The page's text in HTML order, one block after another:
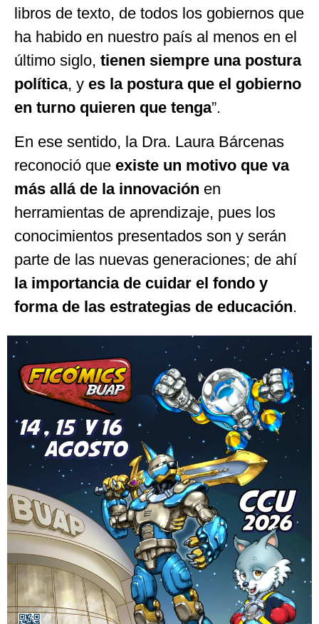
libros de texto, de todos los gobiernos que
ha habido en nuestro país al menos en el
último siglo, tienen siempre una postura
política, y es la postura que el gobierno
en turno quieren que tenga”.
En ese sentido, la Dra. Laura Bárcenas
reconoció que existe un motivo que va
más allá de la innovación en
herramientas de aprendizaje, pues los
conocimientos presentados son y serán
parte de las nuevas generaciones; de ahí
la importancia de cuidar el fondo y
forma de las estrategias de educación.